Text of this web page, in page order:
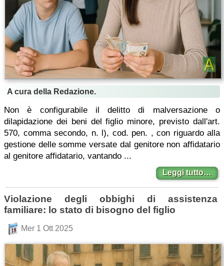
A cura della Redazione.
Non è configurabile il delitto di malversazione o
dilapidazione dei beni del figlio minore, previsto dall'art.
570, comma secondo, n. l), cod. pen. , con riguardo alla
gestione delle somme versate dal genitore non affidatario
al genitore affidatario, vantando ...
Leggi tutto…
Violazione degli obbighi di assistenza
familiare: lo stato di bisogno del figlio
Mer 1 Ott 2025